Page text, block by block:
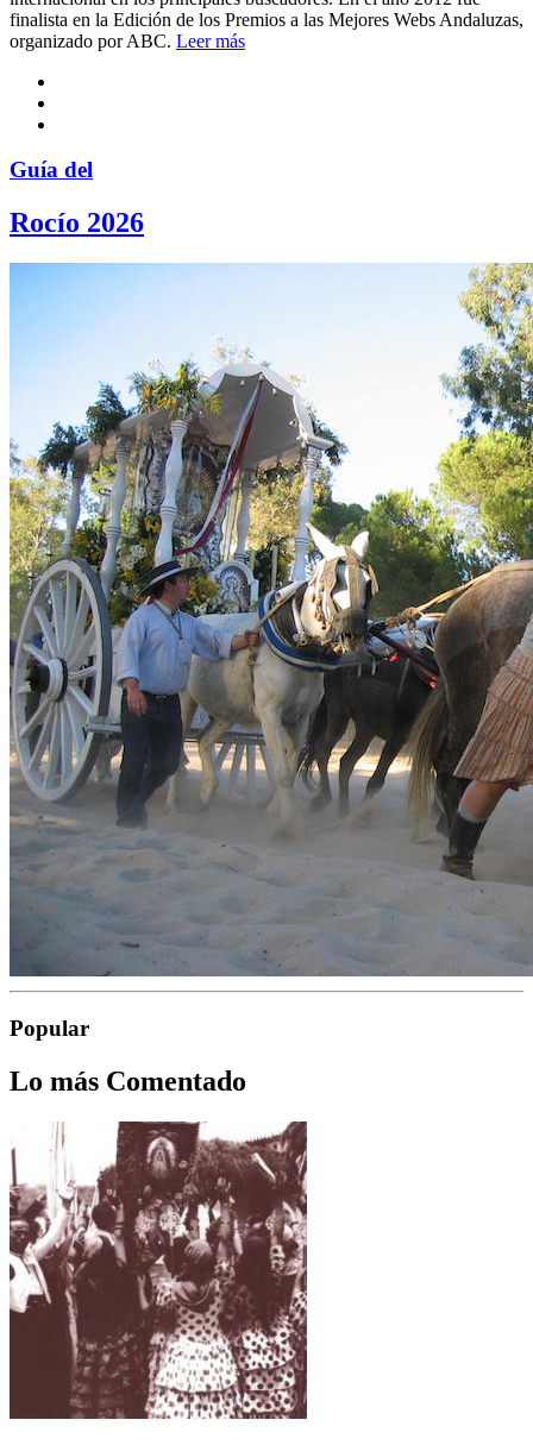
finalista en la Edición de los Premios a las Mejores Webs Andaluzas,
organizado por ABC. Leer más
Guía del
Rocío 2026
Popular
Lo más Comentado